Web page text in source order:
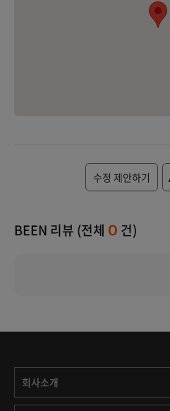
수정 제안하기
BEEN 리뷰 (전체 0 건)
회사소개